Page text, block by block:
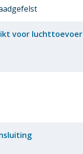
voor luchttoevoer